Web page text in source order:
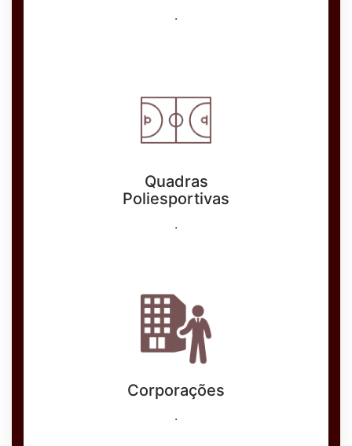
.
Quadras
Poliesportivas
.
Corporações
.